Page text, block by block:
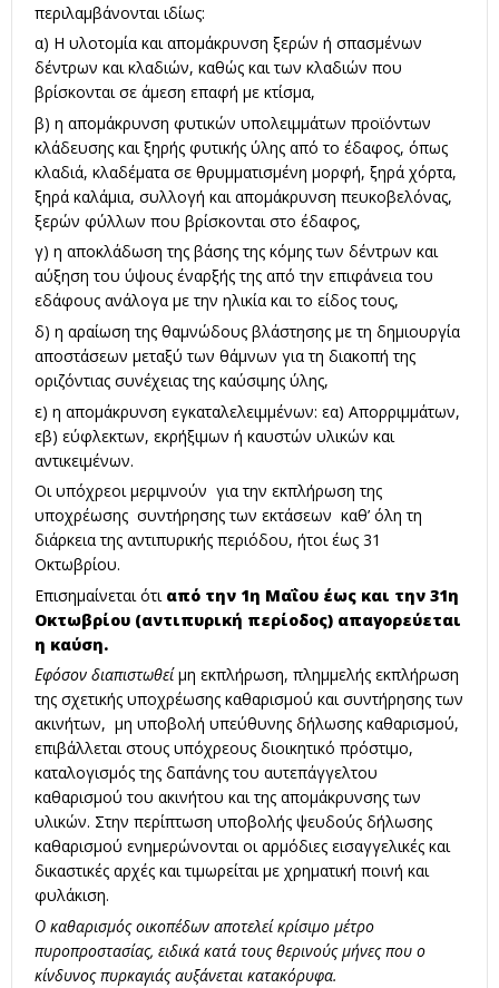
περιλαμβάνονται ιδίως:
α) Η υλοτομία και απομάκρυνση ξερών ή σπασμένων
δέντρων και κλαδιών, καθώς και των κλαδιών που
βρίσκονται σε άμεση επαφή με κτίσμα,
β) η απομάκρυνση φυτικών υπολειμμάτων προϊόντων
κλάδευσης και ξηρής φυτικής ύλης από το έδαφος, όπως
κλαδιά, κλαδέματα σε θρυμματισμένη μορφή, ξηρά χόρτα,
ξηρά καλάμια, συλλογή και απομάκρυνση πευκοβελόνας,
ξερών φύλλων που βρίσκονται στο έδαφος,
γ) η αποκλάδωση της βάσης της κόμης των δέντρων και
αύξηση του ύψους έναρξής της από την επιφάνεια του
εδάφους ανάλογα με την ηλικία και το είδος τους,
δ) η αραίωση της θαμνώδους βλάστησης με τη δημιουργία
αποστάσεων μεταξύ των θάμνων για τη διακοπή της
οριζόντιας συνέχειας της καύσιμης ύλης,
ε) η απομάκρυνση εγκαταλελειμμένων: εα) Απορριμμάτων,
εβ) εύφλεκτων, εκρήξιμων ή καυστών υλικών και
αντικειμένων.
Οι υπόχρεοι μεριμνούν για την εκπλήρωση της
υποχρέωσης συντήρησης των εκτάσεων καθ’ όλη τη
διάρκεια της αντιπυρικής περιόδου, ήτοι έως 31
Οκτωβρίου.
Επισημαίνεται ότι από την 1η Μαΐου έως και την 31η
Οκτωβρίου (αντιπυρική περίοδος) απαγορεύεται
η καύση.
Εφόσον διαπιστωθείμη εκπλήρωση, πλημμελής εκπλήρωση
της σχετικής υποχρέωσης καθαρισμού και συντήρησης των
ακινήτων, μη υποβολή υπεύθυνης δήλωσης καθαρισμού,
επιβάλλεται στους υπόχρεους διοικητικό πρόστιμο,
καταλογισμός της δαπάνης του αυτεπάγγελτου
καθαρισμού του ακινήτου και της απομάκρυνσης των
υλικών. Στην περίπτωση υποβολής ψευδούς δήλωσης
καθαρισμού ενημερώνονται οι αρμόδιες εισαγγελικές και
δικαστικές αρχές και τιμωρείται με χρηματική ποινή και
φυλάκιση.
Ο καθαρισμός οικοπέδων αποτελεί κρίσιμο μέτρο
πυροπροστασίας, ειδικά κατά τους θερινούς μήνες που ο
κίνδυνος πυρκαγιάς αυξάνεται κατακόρυφα.